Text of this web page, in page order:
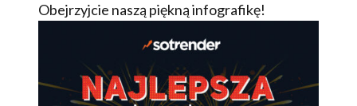
Obejrzyjcie naszą piękną infografikę!